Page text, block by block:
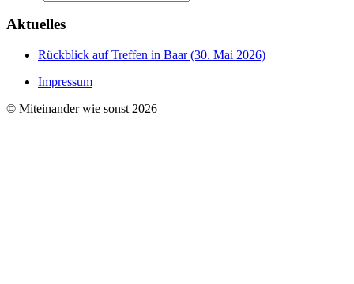
Aktuelles
Rückblick auf Treffen in Baar (30. Mai 2026)
Impressum
© Miteinander wie sonst 2026